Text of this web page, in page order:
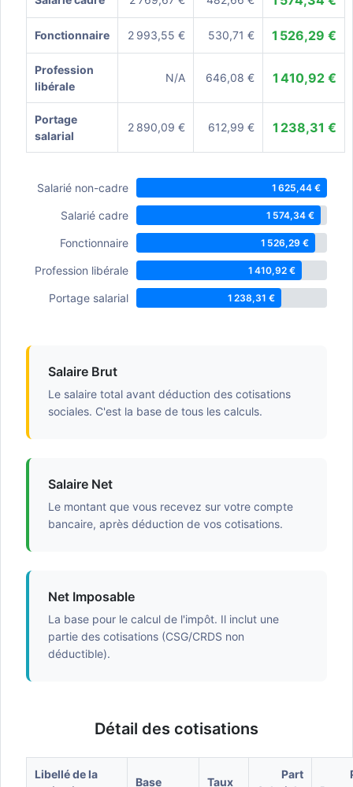
Fonctionnaire 2 993,55 € 530,71 € 1 526,29 €
Profession
libérale
N/A 646,08 € 1 410,92 €
Portage
salarial
2 890,09 € 612,99 € 1 238,31 €
Salarié non-cadre 1 625,44 €
Salarié cadre 1 574,34 €
Fonctionnaire 1 526,29 €
Profession libérale 1 410,92 €
Portage salarial 1 238,31 €
Salaire Brut
Le salaire total avant déduction des cotisations
sociales. C'est la base de tous les calculs.
Salaire Net
Le montant que vous recevez sur votre compte
bancaire, après déduction de vos cotisations.
Net Imposable
La base pour le calcul de l'impôt. Il inclut une
partie des cotisations (CSG/CRDS non
déductible).
Détail des cotisations
Libellé de la
Base Taux
Part